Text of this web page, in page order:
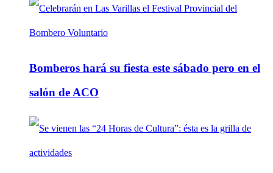
Bomberos hará su fiesta este sábado pero en el
salón de ACO